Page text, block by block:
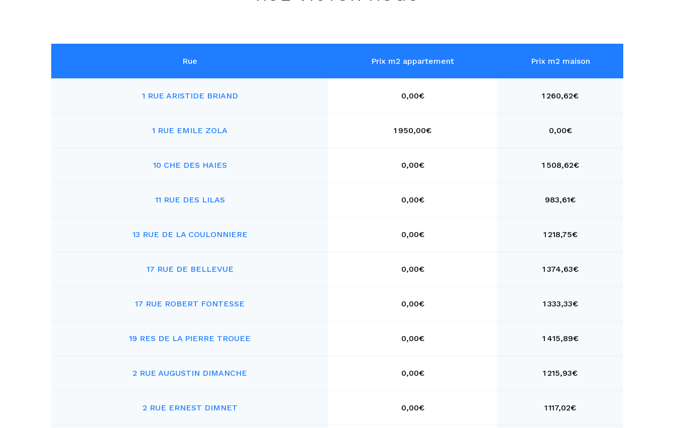
Rue Prix m2 appartement Prix m2 maison
1 RUE ARISTIDE BRIAND 0,00€ 1 260,62€
1 RUE EMILE ZOLA 1 950,00€ 0,00€
10 CHE DES HAIES 0,00€ 1 508,62€
11 RUE DES LILAS 0,00€ 983,61€
13 RUE DE LA COULONNIERE 0,00€ 1 218,75€
17 RUE DE BELLEVUE 0,00€ 1 374,63€
17 RUE ROBERT FONTESSE 0,00€ 1 333,33€
19 RES DE LA PIERRE TROUEE 0,00€ 1 415,89€
2 RUE AUGUSTIN DIMANCHE 0,00€ 1 215,93€
2 RUE ERNEST DIMNET 0,00€ 1 117,02€